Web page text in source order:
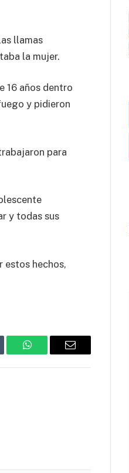
llamas
la mujer.
16 años dentro
y pidieron
para
y todas sus
estos hechos,
WhatsAppEmail